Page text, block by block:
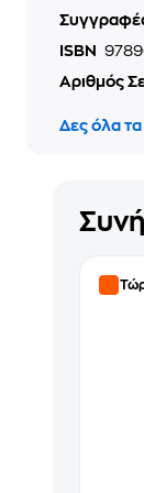
ISBN
Αριθμός
Δες όλα τα